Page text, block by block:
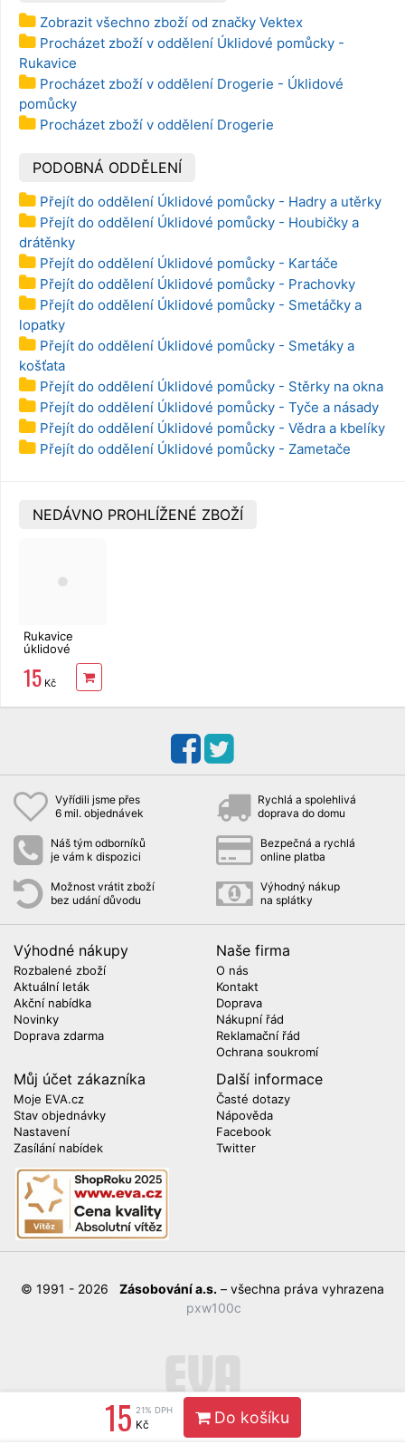
15 21% DPH
Kč Do košíku
Zobrazit všechno zboží od značky Vektex
Procházet zboží v oddělení Úklidové pomůcky -
Rukavice
Procházet zboží v oddělení Drogerie - Úklidové
pomůcky
Procházet zboží v oddělení Drogerie
PODOBNÁ ODDĚLENÍ
Přejít do oddělení Úklidové pomůcky - Hadry a utěrky
Přejít do oddělení Úklidové pomůcky - Houbičky a
drátěnky
Přejít do oddělení Úklidové pomůcky - Kartáče
Přejít do oddělení Úklidové pomůcky - Prachovky
Přejít do oddělení Úklidové pomůcky - Smetáčky a
lopatky
Přejít do oddělení Úklidové pomůcky - Smetáky a
košťata
Přejít do oddělení Úklidové pomůcky - Stěrky na okna
Přejít do oddělení Úklidové pomůcky - Tyče a násady
Přejít do oddělení Úklidové pomůcky - Vědra a kbelíky
Přejít do oddělení Úklidové pomůcky - Zametače
NEDÁVNO PROHLÍŽENÉ ZBOŽÍ
Rukavice
úklidové
SIMPLE vel.
M
15 Kč
Vyřídili jsme přes
6 mil. objednávek
Rychlá a spolehlivá
doprava do domu
Náš tým odborníků
je vám k dispozici
Bezpečná a rychlá
online platba
Možnost vrátit zboží
bez udání důvodu
Výhodný nákup
na splátky
Výhodné nákupy
Rozbalené zboží
Aktuální leták
Akční nabídka
Novinky
Doprava zdarma
Naše firma
O nás
Kontakt
Doprava
Nákupní řád
Reklamační řád
Ochrana soukromí
Můj účet zákazníka
Moje EVA.cz
Stav objednávky
Nastavení
Zasílání nabídek
Další informace
Časté dotazy
Nápověda
Facebook
Twitter
© 1991 - 2026 Zásobování a.s. – všechna práva vyhrazena
pxw100c